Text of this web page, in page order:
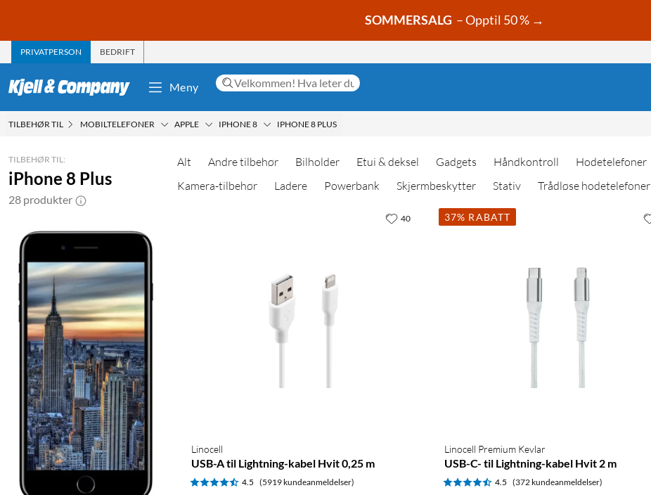
SOMMERSALG – Opptil 50 % →
PRIVATPERSON BEDRIFT
Meny
TILBEHØR TIL MOBILTELEFONER APPLE IPHONE 8 IPHONE 8 PLUS
TILBEHØR TIL:
iPhone 8 Plus
28 produkter
Alt Andre tilbehør Bilholder Etui & deksel Gadgets Håndkontroll Hodetelefoner
Kamera-tilbehør Ladere Powerbank Skjermbeskytter Stativ Trådløse hodetelefoner
Linocell
USB-A til Lightning-kabel Hvit 0,25 m
4.5 (5919 kundeanmeldelser)
40 37% RABATT
Linocell Premium Kevlar
USB-C- til Lightning-kabel Hvit 2 m
4.5 (372 kundeanmeldelser)